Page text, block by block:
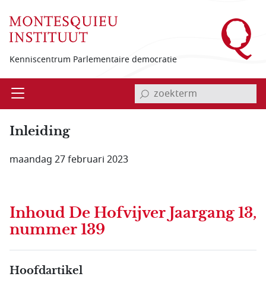
Kenniscentrum Parlementaire democratie
Open invoerveld zoekterm
Inleiding
maandag 27 februari 2023
Inhoud De Hofvijver Jaargang 13,
nummer 139
Hoofdartikel